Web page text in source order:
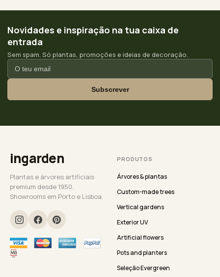
Novidades e inspiração na tua caixa de
entrada
Sem spam. Só plantas, promoções e ideias de decoração.
Subscrever
ingarden
Plantas e árvores artificiais
premium desde 1950.
Showrooms em Porto e Lisboa.
PRODUTOS
Árvores & plantas
Custom-made trees
Vertical gardens
Exterior UV
Artificial flowers
Pots and planters
Seleção Evergreen